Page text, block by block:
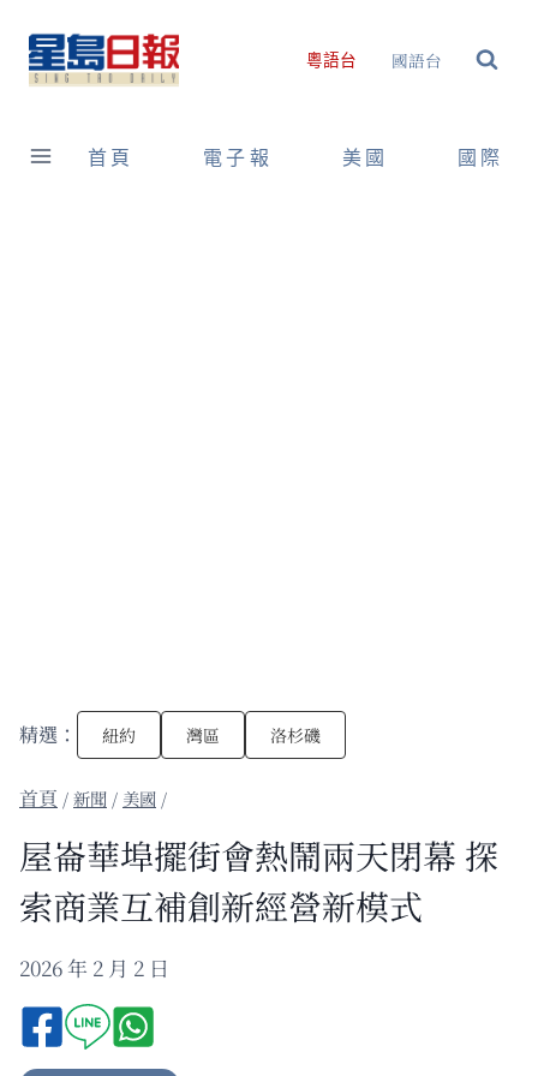
content
粵語台 國語台
首頁 電子報 美國 國際
精選： 紐約 灣區 洛杉磯
/新聞 / 美國 /
屋崙華埠擺街會熱鬧兩天閉幕 探
索商業互補創新經營新模式
2026 年 2 月 2 日